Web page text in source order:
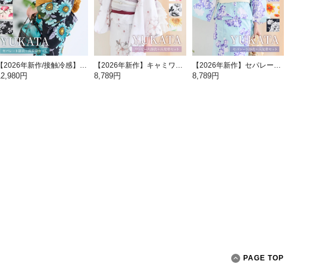
【2026年新作/接触冷感】セパレート浴衣 2点セット
円
【2026年新作】キャミワンピース浴衣 2点セット
8,789円
【2026年新作】セパレート浴衣 2点セット
8,789円
PAGE TOP